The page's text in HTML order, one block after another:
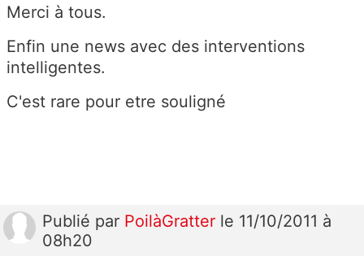
Merci à tous.
Enfin une news avec des interventions
intelligentes.
C'est rare pour etre souligné
Publié par PoilàGratter le 11/10/2011 à
08h20